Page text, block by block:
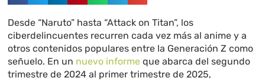
Desde “Naruto” hasta “Attack on Titan”, los
ciberdelincuentes recurren cada vez más al anime y a
otros contenidos populares entre la Generación Z como
señuelo. En un nuevo informe que abarca del segundo
trimestre de 2024 al primer trimestre de 2025,